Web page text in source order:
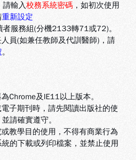
輸入校務系統密碼 ，如初次使用
重新設定
務組(分機2133轉71或72)。
員(如兼任教師及代訓醫師)，請
。
Chrome及IE11以上版本。
子期刊時，請先閱讀出版社的使
請確實遵守。
教學目的使用，不得有商業行為
的下載或列印檔案，並禁止使用